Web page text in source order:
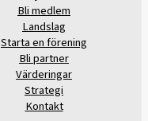
Bli medlem
Landslag
Starta en förening
Bli partner
Värderingar
Strategi
Kontakt